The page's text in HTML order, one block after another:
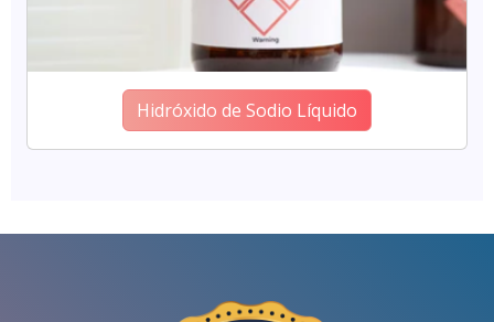
Hidróxido de Sodio Líquido